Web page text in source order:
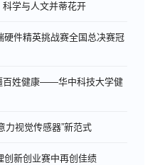
科学与人文并蒂花开
硬件精英挑战赛全国总决赛冠
百姓健康——华中科技大学健
力视觉传感器”新范式
创新创业赛中再创佳绩